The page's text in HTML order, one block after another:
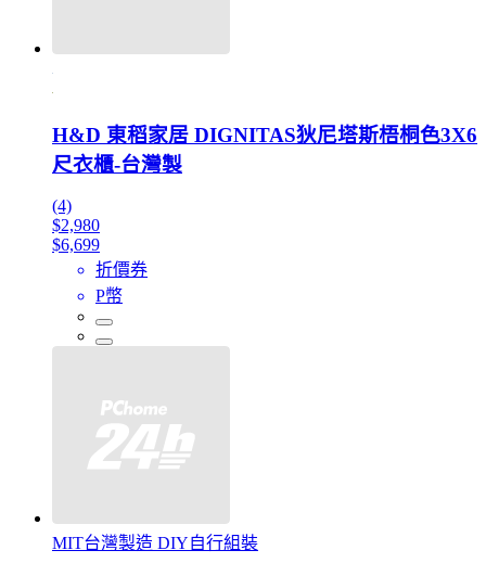
H&D 東稻家居 DIGNITAS狄尼塔斯梧桐色3X6
尺衣櫃-台灣製
(4)
$2,980
$6,699
折價券
P幣
MIT台灣製造 DIY自行組裝